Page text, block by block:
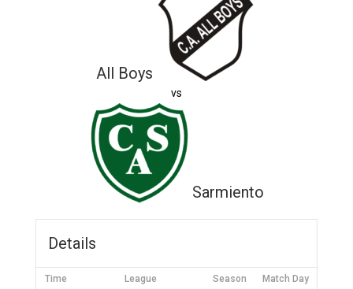
All Boys
vs
Sarmiento
Details
Time League Season Match Day